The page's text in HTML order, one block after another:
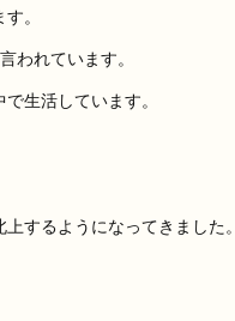
。
われています。
生活しています。
するようになってきました。